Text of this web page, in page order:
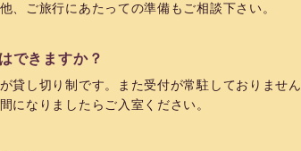
、ご旅行にあたっての準備もご相談下さい。
できますか？
貸し切り制です。また受付が常駐しておりませ
になりましたらご入室ください。